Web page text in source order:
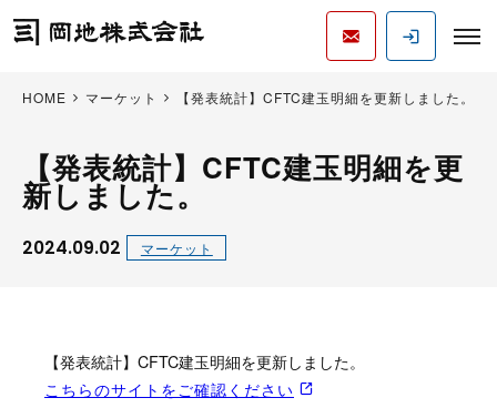
HOME マーケット 【発表統計】CFTC建玉明細を更新しました。
【発表統計】CFTC建玉明細を更
新しました。
2024.09.02 マーケット
【発表統計】CFTC建玉明細を更新しました。
こちらのサイトをご確認ください